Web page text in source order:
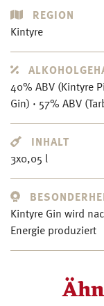
REGION
Kintyre
40% ABV (Kintyre
Gin) · 57% ABV
INHALT
3x0,05 l
Kintyre Gin wird
Energie produziert